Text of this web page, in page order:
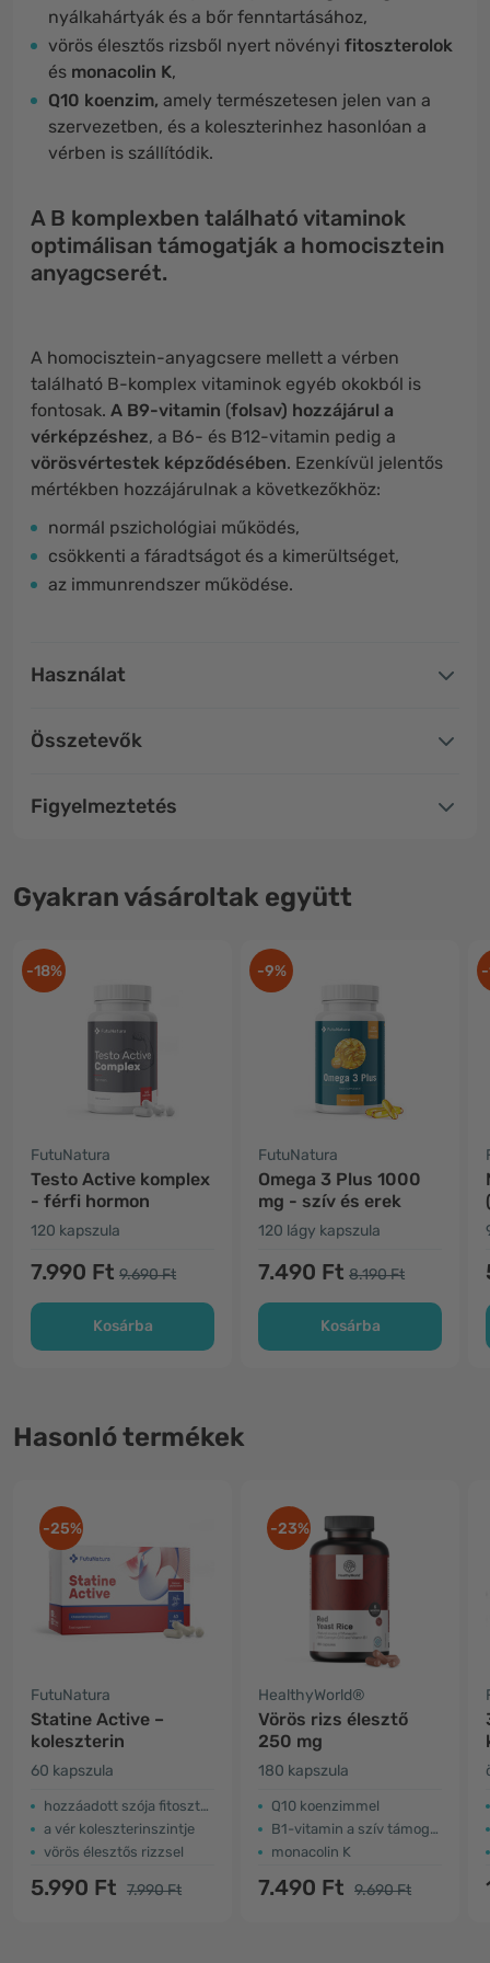
nyálkahártyák és a bőr fenntartásához,
vörös élesztős rizsből nyert növényi fitoszterolok
és monacolin K,
Q10 koenzim, amely természetesen jelen van a
szervezetben, és a koleszterinhez hasonlóan a
vérben is szállítódik.
A B komplexben található vitaminok
optimálisan támogatják a homocisztein
anyagcserét.
A homocisztein-anyagcsere mellett a vérben
található B-komplex vitaminok egyéb okokból is
fontosak. A B9-vitamin (folsav) hozzájárul a
vérképzéshez, a B6- és B12-vitamin pedig a
vörösvértestek képződésében. Ezenkívül jelentős
mértékben hozzájárulnak a következőkhöz:
normál pszichológiai működés,
csökkenti a fáradtságot és a kimerültséget,
az immunrendszer működése.
Használat
Összetevők
Figyelmeztetés
Gyakran vásároltak együtt
-18%
FutuNatura
Testo Active komplex
- férfi hormon
120 kapszula
7.990 Ft 9.690 Ft
Kosárba
-9%
FutuNatura
Omega 3 Plus 1000
mg - szív és erek
120 lágy kapszula
7.490 Ft 8.190 Ft
Kosárba
Hasonló termékek
-25%
FutuNatura
Statine Active –
koleszterin
60 kapszula
hozzáadott szója fitoszterolok
a vér koleszterinszintje
vörös élesztős rizzsel
5.990 Ft 7.990 Ft
-23%
HealthyWorld®
Vörös rizs élesztő
250 mg
180 kapszula
Q10 koenzimmel
B1-vitamin a szív támogatására
monacolin K
7.490 Ft 9.690 Ft